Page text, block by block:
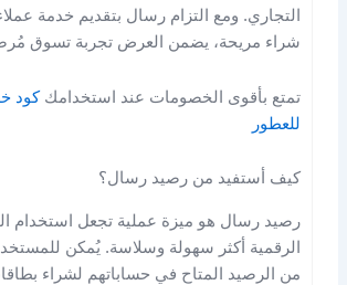
التجاري. ومع التزام رسال بتقديم خدمة
شراء مريحة، يضمن العرض تجربة تسوق
تمتع بأقوى الخصومات عند استخدامككود
للعطور
كيف أستفيد من رصيد رسال؟
رصيد رسال هو ميزة عملية تجعل استخدام
الرقمية أكثر سهولة وسلاسة. يُمكن
من الرصيد المتاح في حساباتهم لشراء